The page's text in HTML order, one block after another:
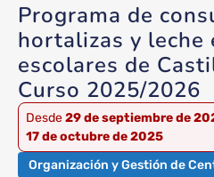
Programa de
hortalizas y leche
escolares de
Curso 2025/2026
Desde29 de septiembre de
17 de octubre de 2025
Organización y Gestión de